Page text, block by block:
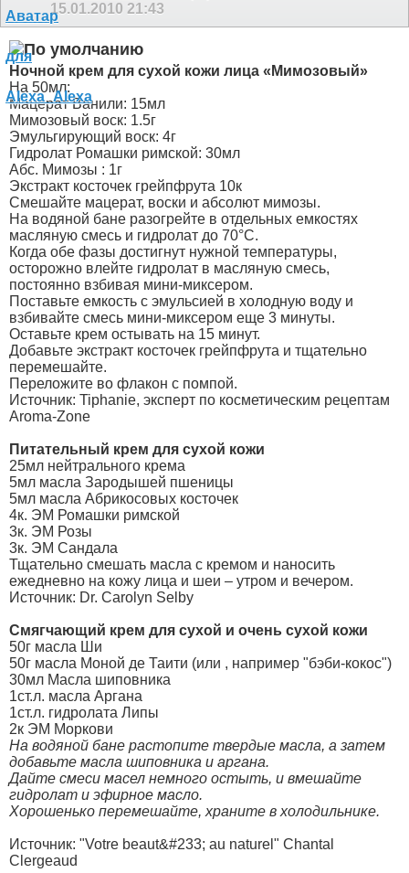
15.01.2010 21:43
Ночной крем для сухой кожи лица «Мимозовый»
На 50мл:
Мацерат Ванили: 15мл
Мимозовый воск: 1.5г
Эмульгирующий воск: 4г
Гидролат Ромашки римской: 30мл
Абс. Мимозы : 1г
Экстракт косточек грейпфрута 10к
Смешайте мацерат, воски и абсолют мимозы.
На водяной бане разогрейте в отдельных емкостях
масляную смесь и гидролат до 70°C.
Когда обе фазы достигнут нужной температуры,
осторожно влейте гидролат в масляную смесь,
постоянно взбивая мини-миксером.
Поставьте емкость с эмульсией в холодную воду и
взбивайте смесь мини-миксером еще 3 минуты.
Оставьте крем остывать на 15 минут.
Добавьте экстракт косточек грейпфрута и тщательно
перемешайте.
Переложите во флакон с помпой.
Источник: Tiphanie, эксперт по косметическим рецептам
Aroma-Zone
Питательный крем для сухой кожи
25мл нейтрального крема
5мл масла Зародышей пшеницы
5мл масла Абрикосовых косточек
4к. ЭМ Ромашки римской
3к. ЭМ Розы
3к. ЭМ Сандала
Тщательно смешать масла с кремом и наносить
ежедневно на кожу лица и шеи – утром и вечером.
Источник: Dr. Carolyn Selby
Смягчающий крем для сухой и очень сухой кожи
50г масла Ши
50г масла Моной де Таити (или , например "бэби-кокос")
30мл Масла шиповника
1ст.л. масла Аргана
1ст.л. гидролата Липы
2к ЭМ Моркови
На водяной бане растопите твердые масла, а затем
добавьте масла шиповника и аргана.
Дайте смеси масел немного остыть, и вмешайте
гидролат и эфирное масло.
Хорошенько перемешайте, храните в холодильнике.
Источник: "Votre beaut&#233; au naturel" Chantal
Clergeaud